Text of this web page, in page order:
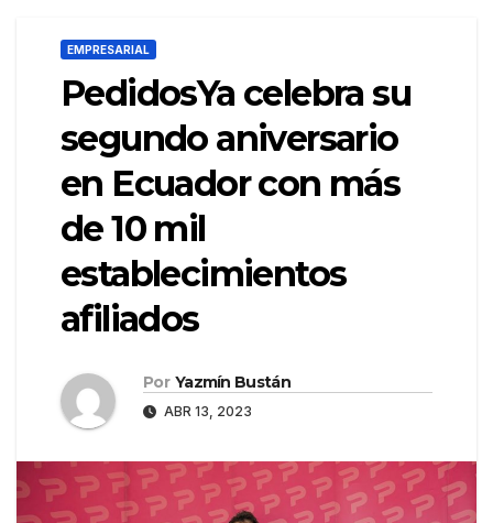
EMPRESARIAL
PedidosYa celebra su
segundo aniversario
en Ecuador con más
de 10 mil
establecimientos
afiliados
Por Yazmín Bustán
ABR 13, 2023